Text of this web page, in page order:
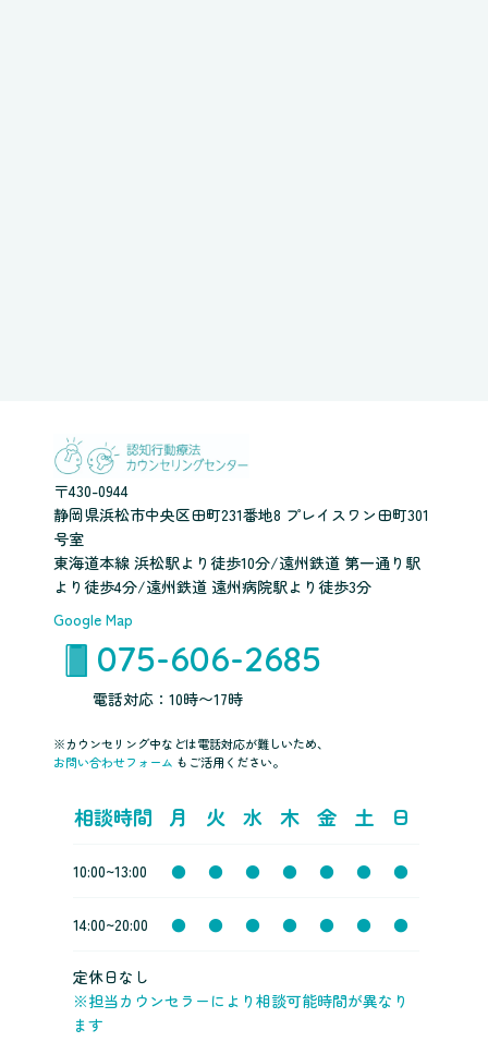
〒430-0944
静岡県浜松市中央区田町231番地8 プレイスワン田町301
号室
東海道本線 浜松駅より徒歩10分/遠州鉄道 第一通り駅
より徒歩4分/遠州鉄道 遠州病院駅より徒歩3分
Google Map
075-606-2685
電話対応：10時〜17時
※カウンセリング中などは電話対応が難しいため、
お問い合わせフォーム もご活用ください。
相談時間 月 火 水 木 金 土 日
10:00~13:00 ● ● ● ● ● ● ●
14:00~20:00 ● ● ● ● ● ● ●
定休日なし
※担当カウンセラーにより相談可能時間が異なり
ます